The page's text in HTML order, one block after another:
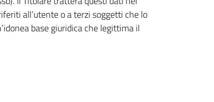
all’utente o a terzi soggetti che lo
base giuridica che legittima il